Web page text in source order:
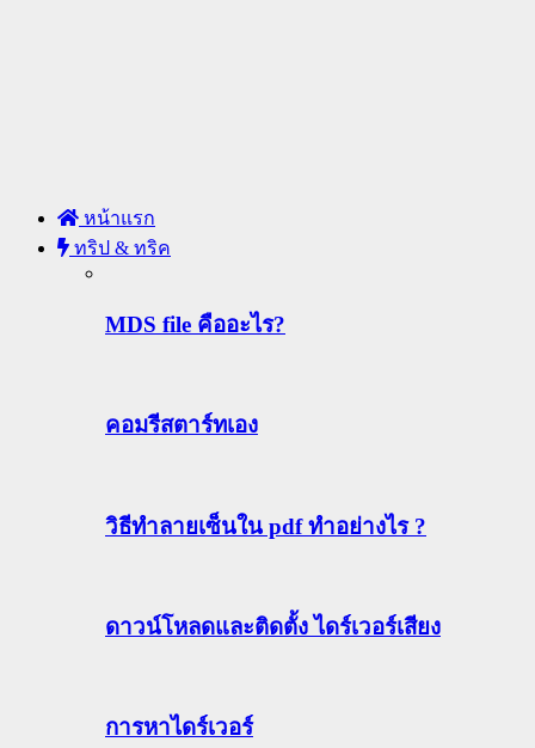
หน้าแรก
ทริป & ทริค
MDS file คืออะไร?
คอมรีสตาร์ทเอง
วิธีทําลายเซ็นใน pdf ทำอย่างไร ?
ดาวน์โหลดและติดตั้ง ไดร์เวอร์เสียง
การหาไดร์เวอร์